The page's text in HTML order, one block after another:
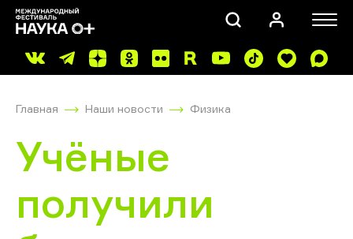
Главная Наши новости Физика
Учёные
получили